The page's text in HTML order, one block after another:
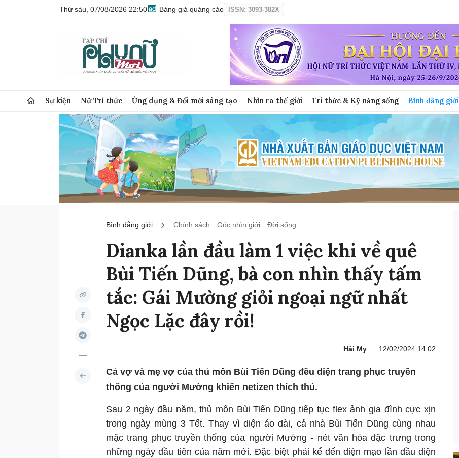
Thứ sáu, 07/08/2026 22:50 Bảng giá quảng cáo ISSN: 3093-382X
Sự kiện Nữ Trí thức Ứng dụng & Đổi mới sáng tạo Nhìn ra thế giới Tri thức & Kỹ năng sống Bình đẳng giới
Bình đẳng giới Chính sách Góc nhìn giới Đời sống
Dianka lần đầu làm 1 việc khi về quê
Bùi Tiến Dũng, bà con nhìn thấy tấm
tắc: Gái Mường giỏi ngoại ngữ nhất
Ngọc Lặc đây rồi!
Hải My 12/02/2024 14:02
Cả vợ và mẹ vợ của thủ môn Bùi Tiến Dũng đều diện trang phục truyền
thống của người Mường khiến netizen thích thú.
Sau 2 ngày đầu năm, thủ môn Bùi Tiến Dũng tiếp tục flex ảnh gia đình cực xịn
trong ngày mùng 3 Tết. Thay vì diện áo dài, cả nhà Bùi Tiến Dũng cùng nhau
mặc trang phục truyền thống của người Mường - nét văn hóa đặc trưng trong
những ngày đầu tiên của năm mới. Đặc biệt phải kể đến diện mạo lần đầu diện